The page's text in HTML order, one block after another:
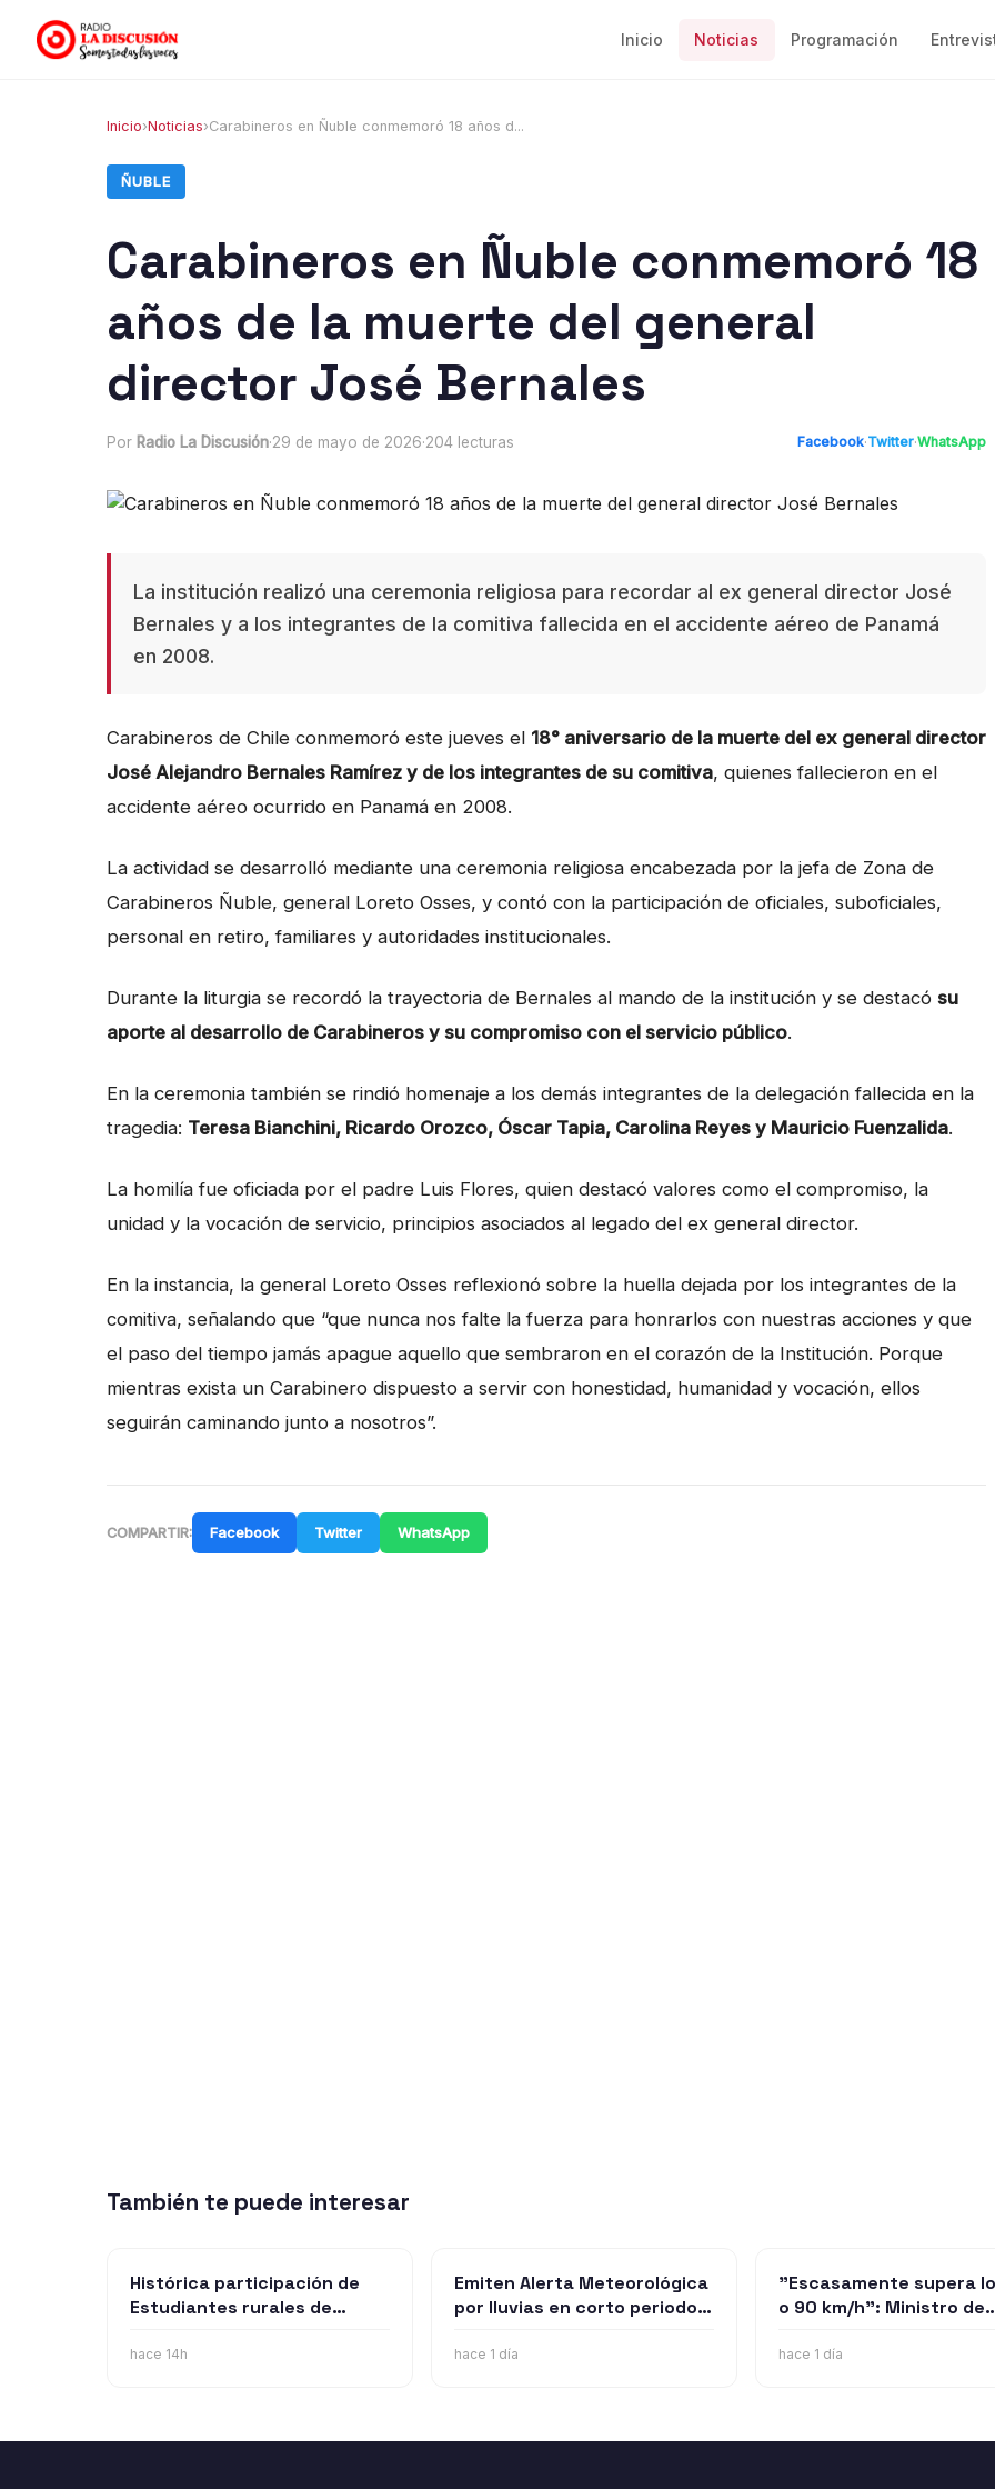
Inicio Noticias Programación
Inicio›Noticias›Carabineros en Ñuble conmemoró 18 años d...
ÑUBLE
Carabineros en Ñuble conmemoró 18
años de la muerte del general
director José Bernales
Por Radio La Discusión·29 de mayo de 2026·204 lecturas Facebook·Twitter·WhatsApp
La institución realizó una ceremonia religiosa para recordar al ex general director José
Bernales y a los integrantes de la comitiva fallecida en el accidente aéreo de Panamá
en 2008.
Carabineros de Chile conmemoró este jueves el 18° aniversario de la muerte del ex general director
José Alejandro Bernales Ramírez y de los integrantes de su comitiva, quienes fallecieron en el
accidente aéreo ocurrido en Panamá en 2008.
La actividad se desarrolló mediante una ceremonia religiosa encabezada por la jefa de Zona de
Carabineros Ñuble, general Loreto Osses, y contó con la participación de oficiales, suboficiales,
personal en retiro, familiares y autoridades institucionales.
Durante la liturgia se recordó la trayectoria de Bernales al mando de la institución y se destacó su
aporte al desarrollo de Carabineros y su compromiso con el servicio público.
En la ceremonia también se rindió homenaje a los demás integrantes de la delegación fallecida en la
tragedia: Teresa Bianchini, Ricardo Orozco, Óscar Tapia, Carolina Reyes y Mauricio Fuenzalida.
La homilía fue oficiada por el padre Luis Flores, quien destacó valores como el compromiso, la
unidad y la vocación de servicio, principios asociados al legado del ex general director.
En la instancia, la general Loreto Osses reflexionó sobre la huella dejada por los integrantes de la
comitiva, señalando que “que nunca nos falte la fuerza para honrarlos con nuestras acciones y que
el paso del tiempo jamás apague aquello que sembraron en el corazón de la Institución. Porque
mientras exista un Carabinero dispuesto a servir con honestidad, humanidad y vocación, ellos
seguirán caminando junto a nosotros”.
COMPARTIR: Facebook Twitter WhatsApp
También te puede interesar
Histórica participación de
Estudiantes rurales de
de robótica en Estados
hace 14h
Emiten Alerta Meteorológica
por lluvias en corto periodo
durante la tarde de este
hace 1 día
"Escasamente supera
o 90 km/h": Ministro de
críticas por cambiar su
hace 1 día